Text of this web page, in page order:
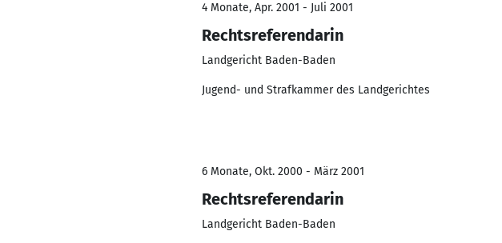
4 Monate, Apr. 2001 - Juli 2001
Rechtsreferendarin
Landgericht Baden-Baden
Jugend- und Strafkammer des Landgerichtes
6 Monate, Okt. 2000 - März 2001
Rechtsreferendarin
Landgericht Baden-Baden